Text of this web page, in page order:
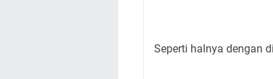
Seperti halnya dengan